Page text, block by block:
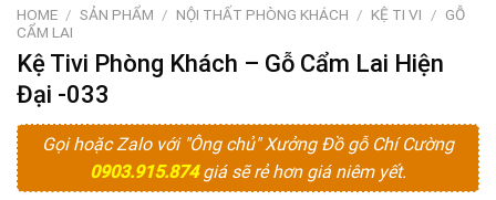
HOME / SẢN PHẨM / NỘI THẤT PHÒNG KHÁCH / KỆ TI VI / GỖ
CẨM LAI
Kệ Tivi Phòng Khách – Gỗ Cẩm Lai Hiện
Đại -033
Gọi hoặc Zalo với "Ông chủ" Xưởng Đồ gỗ Chí Cường
0903.915.874giá sẽ rẻ hơn giá niêm yết.